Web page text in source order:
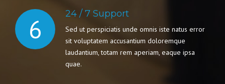
6 24 / 7 Support
Sed ut perspiciatis unde omnis iste natus error
sit voluptatem accusantium doloremque
laudantium, totam rem aperiam, eaque ipsa
quae.